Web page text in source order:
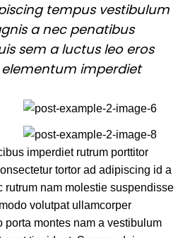
tempus vestibulum
a nec penatibus
sem a luctus leo eros
imperdiet
imperdiet rutrum porttitor
tortor ad adipiscing id a
rutrum nam molestie suspendisse
volutpat ullamcorper
montes nam a vestibulum